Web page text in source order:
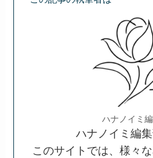
ハナノイミ
ハナノイミ編集
このサイトでは、様々